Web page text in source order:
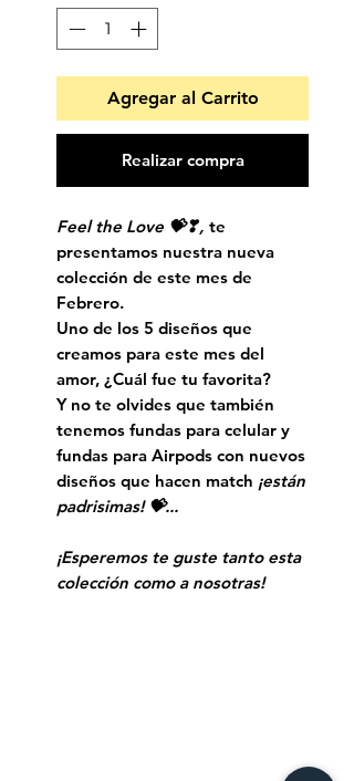
Agregar al Carrito
Realizar compra
Feel the Love 💝❣, te
presentamos nuestra nueva
colección de este mes de
Febrero.
Uno de los 5 diseños que
creamos para este mes del
amor, ¿Cuál fue tu favorita?
Y no te olvides que también
tenemos fundas para celular y
fundas para Airpods con nuevos
diseños que hacen match ¡están
padrisimas! 💝...
¡Esperemos te guste tanto esta
colección como a nosotras!